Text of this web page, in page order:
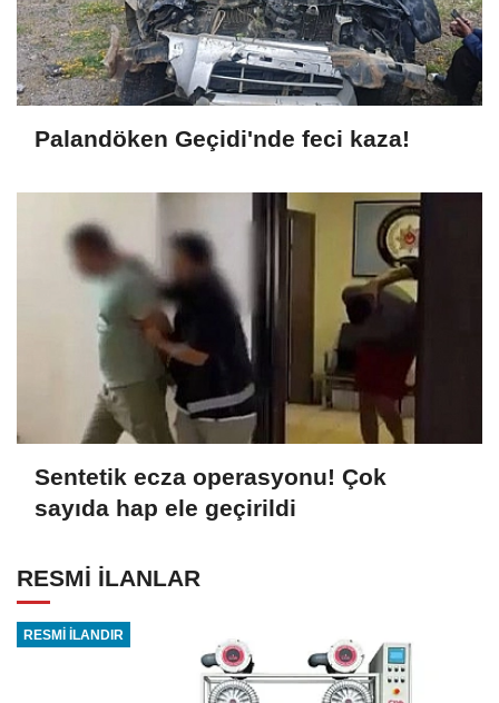
Palandöken Geçidi'nde feci kaza!
Sentetik ecza operasyonu! Çok
sayıda hap ele geçirildi
RESMİ İLANLAR
RESMİ İLANDIR